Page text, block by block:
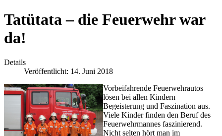
Tatütata – die Feuerwehr war
da!
Details
Veröffentlicht: 14. Juni 2018
Vorbeifahrende Feuerwehrautos
lösen bei allen Kindern
Begeisterung und Faszination aus.
Viele Kinder finden den Beruf des
Feuerwehrmannes faszinierend.
Nicht selten hört man im